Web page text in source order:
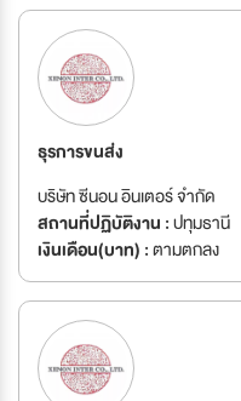
ธุรการขนส่ง
บริษัท ซีนอน อินเตอร์ จำกัด
สถานที่ปฏิบัติงาน :ปทุมธานี
เงินเดือน(บาท) :ตามตกลง